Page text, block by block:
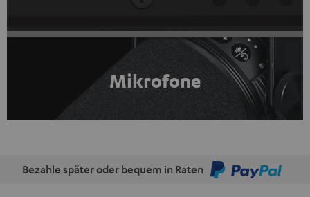
Mikrofone
Bezahle später oder bequem in Raten